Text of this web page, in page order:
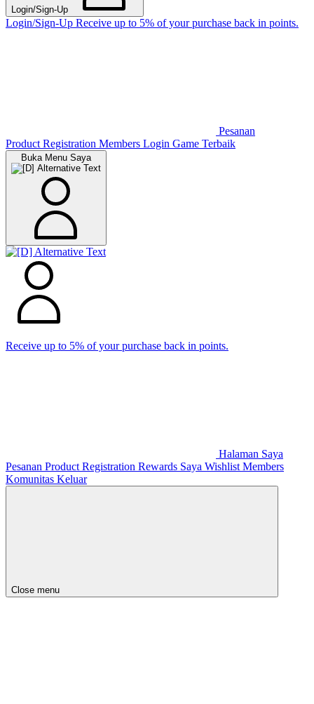
Login/Sign-Up
Login/Sign-Up Receive up to 5% of your purchase back in points.
Pesanan
Product Registration Members Login Game Terbaik
Buka Menu Saya
Receive up to 5% of your purchase back in points.
Halaman Saya
Pesanan Product Registration Rewards Saya Wishlist Members
Komunitas Keluar
Close menu